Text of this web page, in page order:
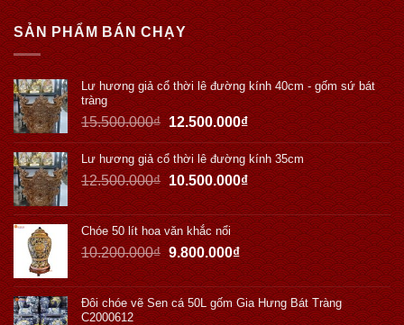
SẢN PHẨM BÁN CHẠY
Lư hương giả cổ thời lê đường kính 40cm - gốm sứ bát
tràng
15.500.000₫ 12.500.000₫
Lư hương giả cổ thời lê đường kính 35cm
12.500.000₫ 10.500.000₫
Chóe 50 lít hoa văn khắc nổi
10.200.000₫ 9.800.000₫
Đôi chóe vẽ Sen cá 50L gốm Gia Hưng Bát Tràng
C2000612